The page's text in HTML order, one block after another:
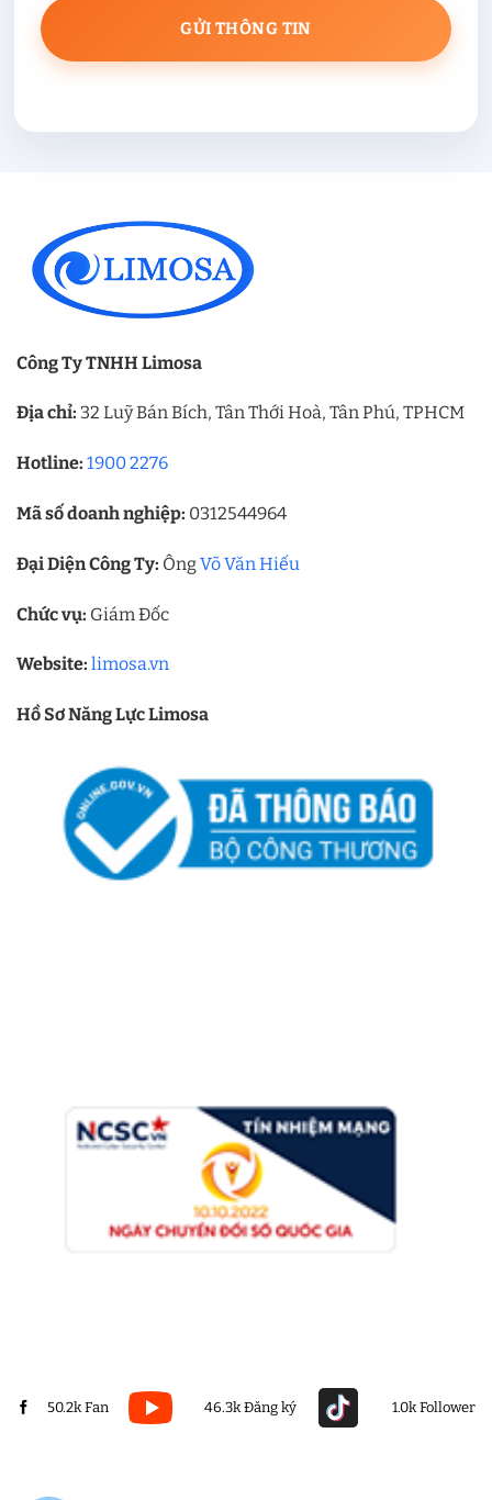
Công Ty TNHH Limosa
Địa chỉ: 32 Luỹ Bán Bích, Tân Thới Hoà, Tân Phú, TPHCM
Hotline: 1900 2276
Mã số doanh nghiệp: 0312544964
Đại Diện Công Ty: ÔngVõ Văn Hiếu
Chức vụ: Giám Đốc
Website: limosa.vn
Hồ Sơ Năng Lực Limosa
50.2k Fan 46.3k Đăng ký 1.0k Follower